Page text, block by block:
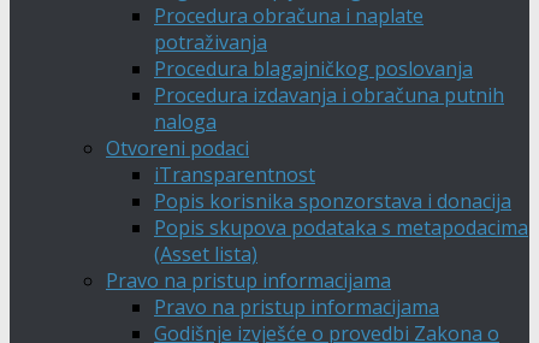
Procedura obračuna i naplate
potraživanja
Procedura blagajničkog poslovanja
Procedura izdavanja i obračuna putnih
naloga
Otvoreni podaci
iTransparentnost
Popis korisnika sponzorstava i donacija
Popis skupova podataka s metapodacima
(Asset lista)
Pravo na pristup informacijama
Pravo na pristup informacijama
Godišnje izvješće o provedbi Zakona o